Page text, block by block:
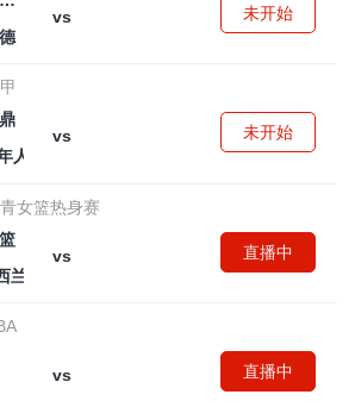
vs
未开始
vs
人
未开始
女篮热身赛
vs
兰U18女篮
直播中
vs
直播中